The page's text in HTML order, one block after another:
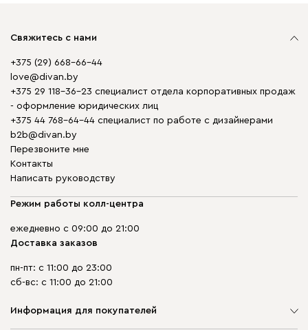
Свяжитесь с нами
+375 (29) 668-66-44
love@divan.by
+375 29 118-36-23 специалист отдела корпоративных продаж
- оформление юридических лиц
+375 44 768-64-44 специалист по работе с дизайнерами
b2b@divan.by
Перезвоните мне
Контакты
Написать руководству
Режим работы колл-центра
ежедневно с 09:00 до 21:00
Доставка заказов
пн-пт: с 11:00 до 23:00
сб-вс: с 11:00 до 21:00
Информация для покупателей